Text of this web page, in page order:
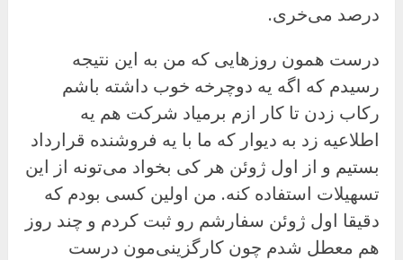
درصد می‌خری.
درست همون روزهایی که من به این نتیجه
رسیدم که اگه یه دوچرخه خوب داشته باشم
رکاب زدن تا کار ازم برمیاد شرکت هم یه
اطلاعیه زد به دیوار که ما با یه فروشنده قرارداد
بستیم و از اول ژوئن هر کی بخواد می‌تونه از این
تسهیلات استفاده کنه. من اولین کسی بودم که
دقیقا اول ژوئن سفارشم رو ثبت کردم و چند روز
هم معطل شدم چون کارگزینی‌مون درست